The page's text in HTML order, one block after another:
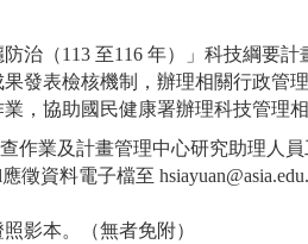
治（113 至116 年）」科技綱要計
發表檢核機制，辦理相關行政管理
，協助國民健康署辦理科技管理相
作業及計畫管理中心研究助理人
應徵資料電子檔至
影本。（無者免附）